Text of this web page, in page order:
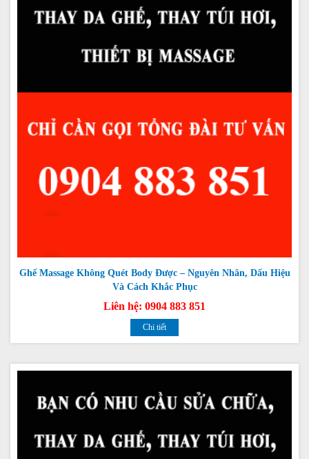
Ghế Massage Không Quét Body Được – Nguyên Nhân, Dấu Hiệu
Và Cách Khắc Phục
Liên hệ: 0904 883 851
Chi tiết